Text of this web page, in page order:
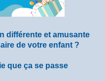
différente et amusante
de votre enfant ?
que ça se passe